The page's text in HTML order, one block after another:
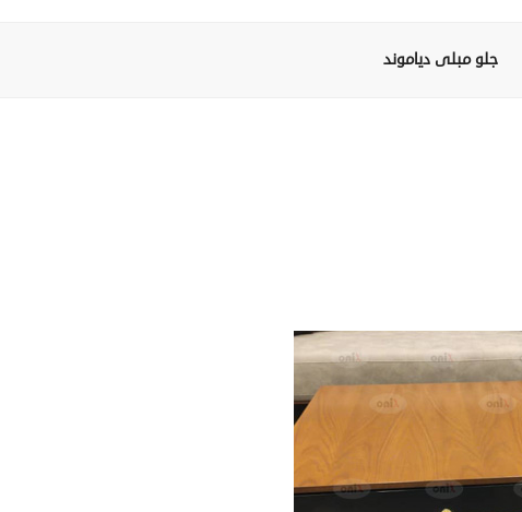
جلو مبلی دیاموند